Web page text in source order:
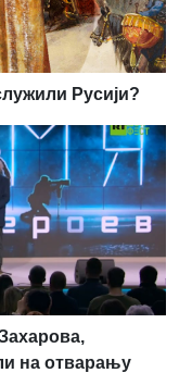
Русији?
на отварању